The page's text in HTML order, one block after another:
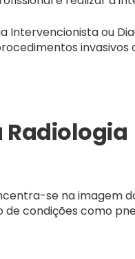
Intervencionista ou
Radiologia
se na imagem
condições como